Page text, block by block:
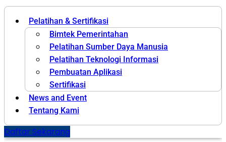
Pelatihan & Sertifikasi
Bimtek Pemerintahan
Pelatihan Sumber Daya Manusia
Pelatihan Teknologi Informasi
Pembuatan Aplikasi
Sertifikasi
News and Event
Tentang Kami
Daftar Sekarang